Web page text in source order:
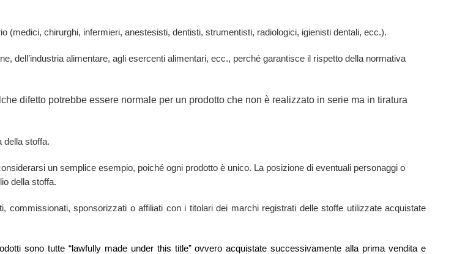
(medici, chirurghi, infermieri, anestesisti, dentisti, strumentisti, radiologici, igienisti dentali, ecc.).
dell’industria alimentare, agli esercenti alimentari, ecc., perché garantisce il rispetto della normativa
difetto potrebbe essere normale per un prodotto che non è realizzato in serie ma in tiratura
della stoffa.
un semplice esempio, poiché ogni prodotto è unico. La posizione di eventuali personaggi o
della stoffa.
sponsorizzati o affiliati con i titolari dei marchi registrati delle stoffe utilizzate acquistate
sono tutte “lawfully made under this title” ovvero acquistate successivamente alla prima vendita e